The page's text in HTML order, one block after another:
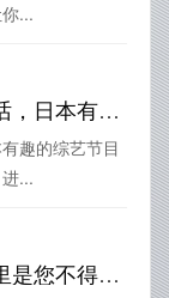
...
从快乐中说出真心话，日本有趣综艺让你找回最真实的自己
趣的综艺节目
...
日本综艺节目，这里是您不得不知道的收看网站